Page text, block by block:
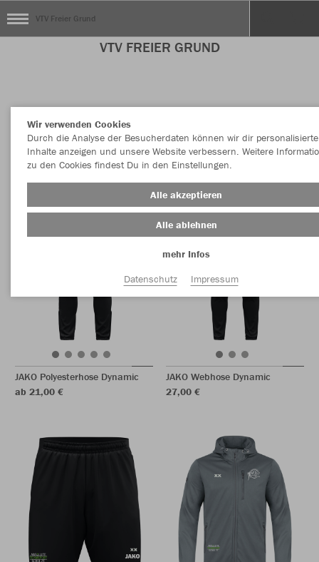
VTV Freier Grund
VTV FREIER GRUND
JAKO Polyesterhose Dynamic
ab 21,00 €
JAKO Webhose Dynamic
27,00 €
Wir verwenden Cookies
Durch die Analyse der Besucherdaten können wir dir personalisierte
Inhalte anzeigen und unsere Website verbessern. Weitere
zu den Cookies findest Du in den Einstellungen.
Alle akzeptieren
Alle ablehnen
mehr Infos
Datenschutz
Impressum